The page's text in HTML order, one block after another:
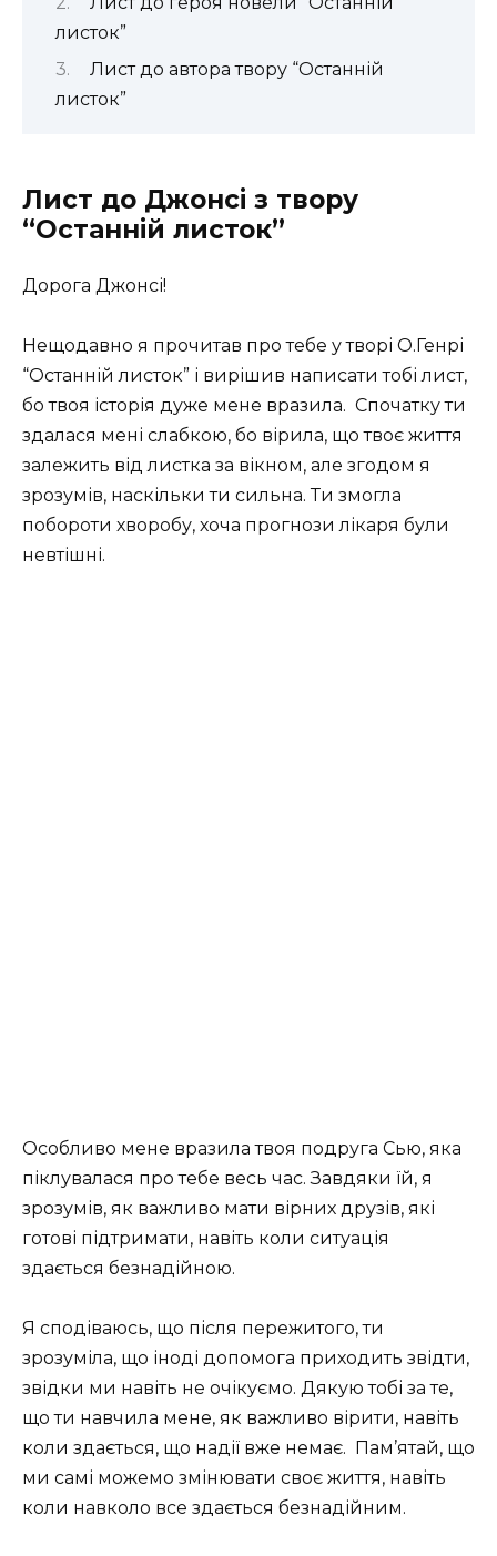
листок”
Лист до автора твору “Останній
листок”
Лист до Джонсі з твору
“Останній листок”
Дорога Джонсі!
Нещодавно я прочитав про тебе у творі О.Генрі
“Останній листок” і вирішив написати тобі лист,
бо твоя історія дуже мене вразила. Спочатку ти
здалася мені слабкою, бо вірила, що твоє життя
залежить від листка за вікном, але згодом я
зрозумів, наскільки ти сильна. Ти змогла
побороти хворобу, хоча прогнози лікаря були
невтішні.
Особливо мене вразила твоя подруга Сью, яка
піклувалася про тебе весь час. Завдяки їй, я
зрозумів, як важливо мати вірних друзів, які
готові підтримати, навіть коли ситуація
здається безнадійною.
Я сподіваюсь, що після пережитого, ти
зрозуміла, що іноді допомога приходить звідти,
звідки ми навіть не очікуємо. Дякую тобі за те,
що ти навчила мене, як важливо вірити, навіть
коли здається, що надії вже немає. Пам’ятай, що
ми самі можемо змінювати своє життя, навіть
коли навколо все здається безнадійним.